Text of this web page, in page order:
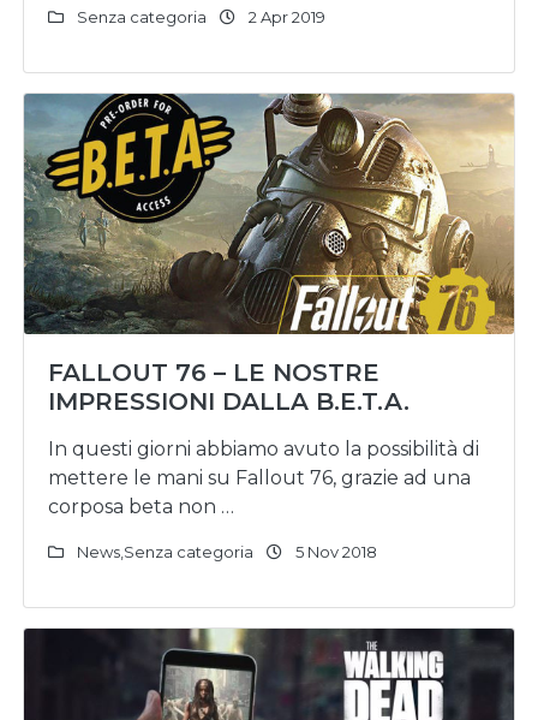
Senza categoria 2 Apr 2019
FALLOUT 76 – LE NOSTRE
IMPRESSIONI DALLA B.E.T.A.
In questi giorni abbiamo avuto la possibilità di
mettere le mani su Fallout 76, grazie ad una
corposa beta non …
News Senza categoria 5 Nov 2018